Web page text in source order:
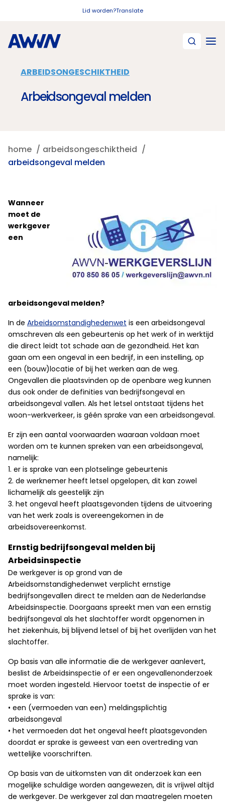
Lid worden?Translate
ARBEIDSONGESCHIKTHEID
Arbeidsongeval melden
home
arbeidsongeschiktheid
arbeidsongeval melden
Wanneer
moet de
werkgever
een
arbeidsongeval melden?
In de Arbeidsomstandighedenwet is een arbeidsongeval
omschreven als een gebeurtenis op het werk of in werktijd
die direct leidt tot schade aan de gezondheid. Het kan
gaan om een ongeval in een bedrijf, in een instelling, op
een (bouw)locatie of bij het werken aan de weg.
Ongevallen die plaatsvinden op de openbare weg kunnen
dus ook onder de definities van bedrijfsongeval en
arbeidsongeval vallen. Als het letsel ontstaat tijdens het
woon-werkverkeer, is géén sprake van een arbeidsongeval.
Er zijn een aantal voorwaarden waaraan voldaan moet
worden om te kunnen spreken van een arbeidsongeval,
namelijk:
1. er is sprake van een plotselinge gebeurtenis
2. de werknemer heeft letsel opgelopen, dit kan zowel
lichamelijk als geestelijk zijn
3. het ongeval heeft plaatsgevonden tijdens de uitvoering
van het werk zoals is overeengekomen in de
arbeidsovereenkomst.
Ernstig bedrijfsongeval melden bij
Arbeidsinspectie
De werkgever is op grond van de
Arbeidsomstandighedenwet verplicht ernstige
bedrijfsongevallen direct te melden aan de Nederlandse
Arbeidsinspectie. Doorgaans spreekt men van een ernstig
bedrijfsongeval als het slachtoffer wordt opgenomen in
het ziekenhuis, bij blijvend letsel of bij het overlijden van het
slachtoffer.
Op basis van alle informatie die de werkgever aanlevert,
beslist de Arbeidsinspectie of er een ongevallenonderzoek
moet worden ingesteld. Hiervoor toetst de inspectie of er
sprake is van:
• een (vermoeden van een) meldingsplichtig
arbeidsongeval
• het vermoeden dat het ongeval heeft plaatsgevonden
doordat er sprake is geweest van een overtreding van
wettelijke voorschriften.
Op basis van de uitkomsten van dit onderzoek kan een
mogelijke schuldige worden aangewezen, dit is vrijwel altijd
de werkgever. De werkgever zal dan maatregelen moeten